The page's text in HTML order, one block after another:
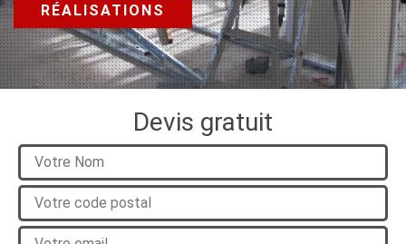
RÉALISATIONS
Devis gratuit